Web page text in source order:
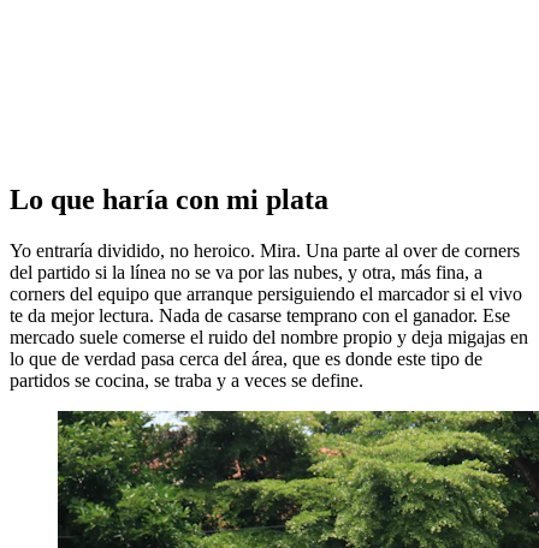
Lo que haría con mi plata
Yo entraría dividido, no heroico. Mira. Una parte al over de corners
del partido si la línea no se va por las nubes, y otra, más fina, a
corners del equipo que arranque persiguiendo el marcador si el vivo
te da mejor lectura. Nada de casarse temprano con el ganador. Ese
mercado suele comerse el ruido del nombre propio y deja migajas en
lo que de verdad pasa cerca del área, que es donde este tipo de
partidos se cocina, se traba y a veces se define.